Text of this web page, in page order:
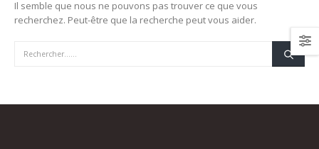
Il semble que nous ne pouvons pas trouver ce que vous
recherchez. Peut-être que la recherche peut vous aider.